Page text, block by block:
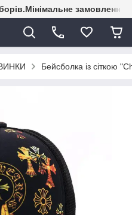
замовлення
Бейсболка із сіткою